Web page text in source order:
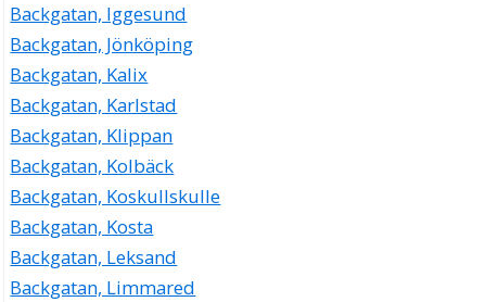
Backgatan, Iggesund
Backgatan, Jönköping
Backgatan, Kalix
Backgatan, Karlstad
Backgatan, Klippan
Backgatan, Kolbäck
Backgatan, Koskullskulle
Backgatan, Kosta
Backgatan, Leksand
Backgatan, Limmared